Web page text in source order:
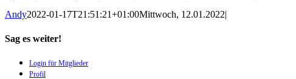
Andy2022-01-17T21:51:21+01:00Mittwoch, 12.01.2022|
Sag es weiter!
Facebook
WhatsApp
Pinterest
Mail
Login für Mitglieder
Profil